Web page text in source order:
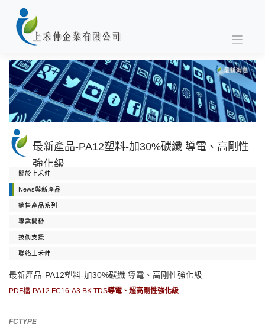
content
最新產品-PA12塑料-加30%碳纖 導電、高剛性
強化級
關於上禾伸
News與新產品
銷售產品系列
SABIC PC PC/ABS PPO PEI
專業開發
技術支援
聯絡上禾伸
最新產品-PA12塑料-加30%碳纖 導電、高剛性強化級
PDF檔-PA12 FC16-A3 BK TDS導電、超高剛性強化級
FCTYPE